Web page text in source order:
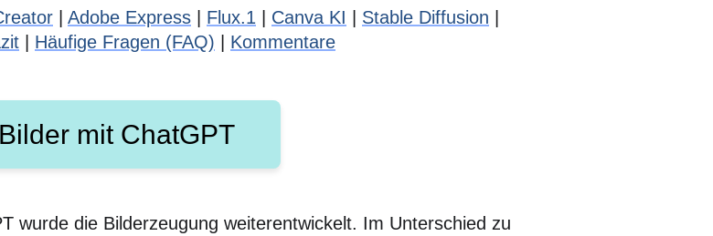
Adobe Express Flux.1 Canva KI Stable Diffusion
Häufige Fragen (FAQ) Kommentare
mit ChatGPT
wurde die Bilderzeugung weiterentwickelt. Im Unterschied zu